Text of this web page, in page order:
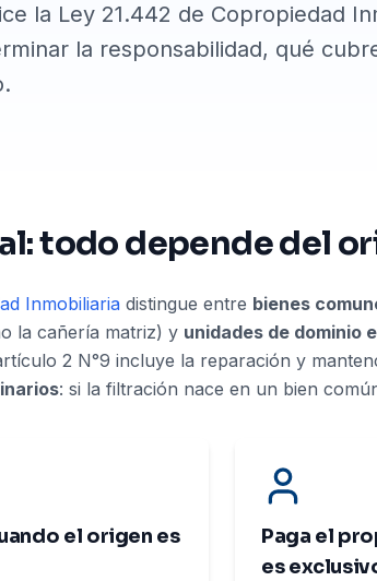
la Ley 21.442 de Copropiedad
la responsabilidad, qué
todo depende del
Inmobiliaria distingue entre bienes
la cañería matriz) y unidades de dominio
2 N°9 incluye la reparación y
: si la filtración nace en un bien
el origen es
Paga el
es